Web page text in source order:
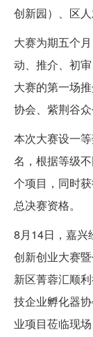
创新园）、区
大赛为期五个
动、推介、初
大赛的第一场
协会、紫荆谷
本次大赛设一
名，根据等级
个项目，同时
总决赛资格。
8月14日，嘉兴
创新创业大赛
新区菁蓉汇顺
技企业孵化器
业项目莅临现